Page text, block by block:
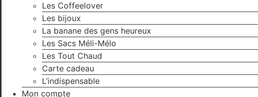
Les Coffeelover
Les bijoux
La banane des gens heureux
Les Sacs Méli-Mélo
Les Tout Chaud
Carte cadeau
L’indispensable
Mon compte